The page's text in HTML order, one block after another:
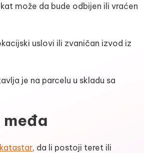
može da bude odbijen ili vraćen
uslovi ili zvaničan izvod iz
je na parcelu u skladu sa
, da li postoji teret ili